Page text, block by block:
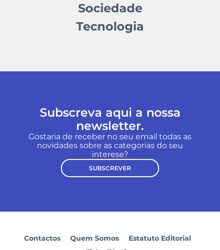
Sociedade
Tecnologia
Subscreva aqui a nossa
newsletter.
Gostaria de receber no seu email todas as
novidades sobre as categorias do seu
interese?
SUBSCREVER
Contactos Quem Somos
Estatuto Editorial